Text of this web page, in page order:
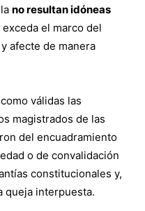
no resultan idóneas
el marco del
afecte de manera
válidas las
magistrados de las
del encuadramiento
o de convalidación
constitucionales y,
queja interpuesta.